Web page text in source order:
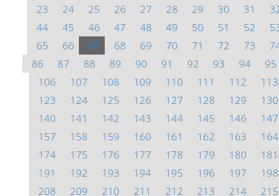
23
24 25 26 27 28 29 30 31
44
45 46 47 48 49 50 51 52
65
66 67 68 69 70 71 72 73
86
87 88 89 90 91 92 93 94 95
106
107 108 109 110 111 112 113
123
124 125 126 127 128 129 130
140
141 142 143 144 145 146 147
157
158 159 160 161 162 163 164
174
175 176 177 178 179 180 181
191
192 193 194 195 196 197 198
208
209 210 211 212 213 214 215